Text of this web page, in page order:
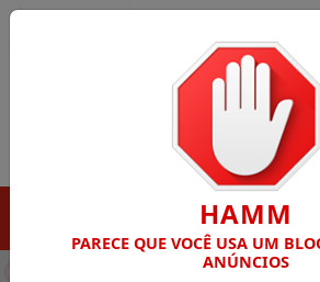
DESTAQUE EM PORTO GRANDE COM
HAMM
PARECE QUE VOCÊ USA UM
ANÚNCIOS